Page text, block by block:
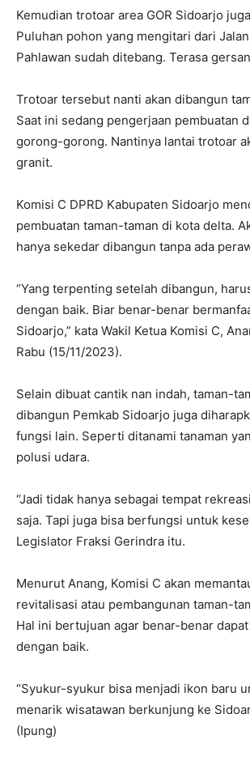
Kemudian trotoar area GOR Sidoarjo
Puluhan pohon yang mengitari dari
Pahlawan sudah ditebang. Terasa
Trotoar tersebut nanti akan dibangun
Saat ini sedang pengerjaan pembuatan
gorong-gorong. Nantinya lantai trotoar
granit.
Komisi C DPRD Kabupaten Sidoarjo
pembuatan taman-taman di kota delta.
hanya sekedar dibangun tanpa ada
“Yang terpenting setelah dibangun,
dengan baik. Biar benar-benar
Sidoarjo,” kata Wakil Ketua Komisi C,
Rabu (15/11/2023).
Selain dibuat cantik nan indah, taman-
dibangun Pemkab Sidoarjo juga
fungsi lain. Seperti ditanami tanaman
polusi udara.
“Jadi tidak hanya sebagai tempat
saja. Tapi juga bisa berfungsi untuk
Legislator Fraksi Gerindra itu.
Menurut Anang, Komisi C akan
revitalisasi atau pembangunan taman-
Hal ini bertujuan agar benar-benar
dengan baik.
“Syukur-syukur bisa menjadi ikon baru
menarik wisatawan berkunjung ke
(Ipung)